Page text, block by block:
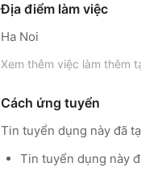
Địa điểm làm việc
Ha Noi
Xem thêm việc làm thêm
Cách ứng tuyển
Tin tuyển dụng này đã
Tin tuyển dụng này